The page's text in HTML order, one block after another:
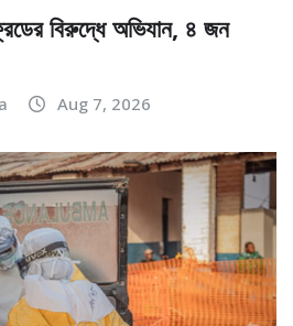
বিরুদ্ধে অভিযান, ৪ জন
Aug 7, 2026